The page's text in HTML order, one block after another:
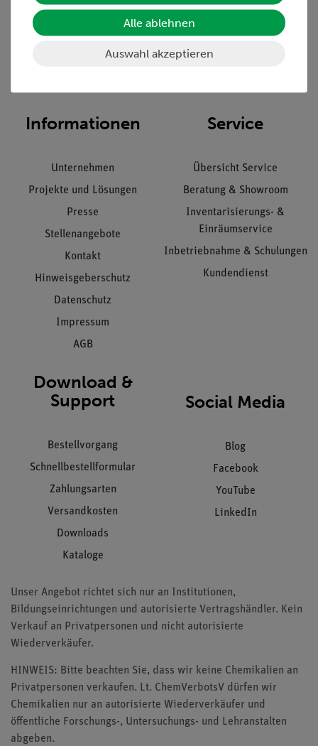
Nach oben
Informationen
Unternehmen
Projekte und Lösungen
Presse
Stellenangebote
Kontakt
Hinweisgeberschutz
Datenschutz
Impressum
AGB
Service
Übersicht Service
Beratung & Showroom
Inventarisierungs- &
Einräumservice
Inbetriebnahme & Schulungen
Kundendienst
Download &
Support
Bestellvorgang
Schnellbestellformular
Zahlungsarten
Versandkosten
Downloads
Kataloge
Social Media
Blog
Facebook
YouTube
LinkedIn
Unser Angebot richtet sich nur an Institutionen,
Bildungseinrichtungen und autorisierte Vertragshändler. Kein
Verkauf an Privatpersonen und nicht autorisierte
Wiederverkäufer.
HINWEIS: Bitte beachten Sie, dass wir keine Chemikalien an
Privatpersonen verkaufen. Lt. ChemVerbotsV dürfen wir
Chemikalien nur an autorisierte Wiederverkäufer und
öffentliche Forschungs-, Untersuchungs- und Lehranstalten
abgeben.
Alle ablehnen
Auswahl akzeptieren